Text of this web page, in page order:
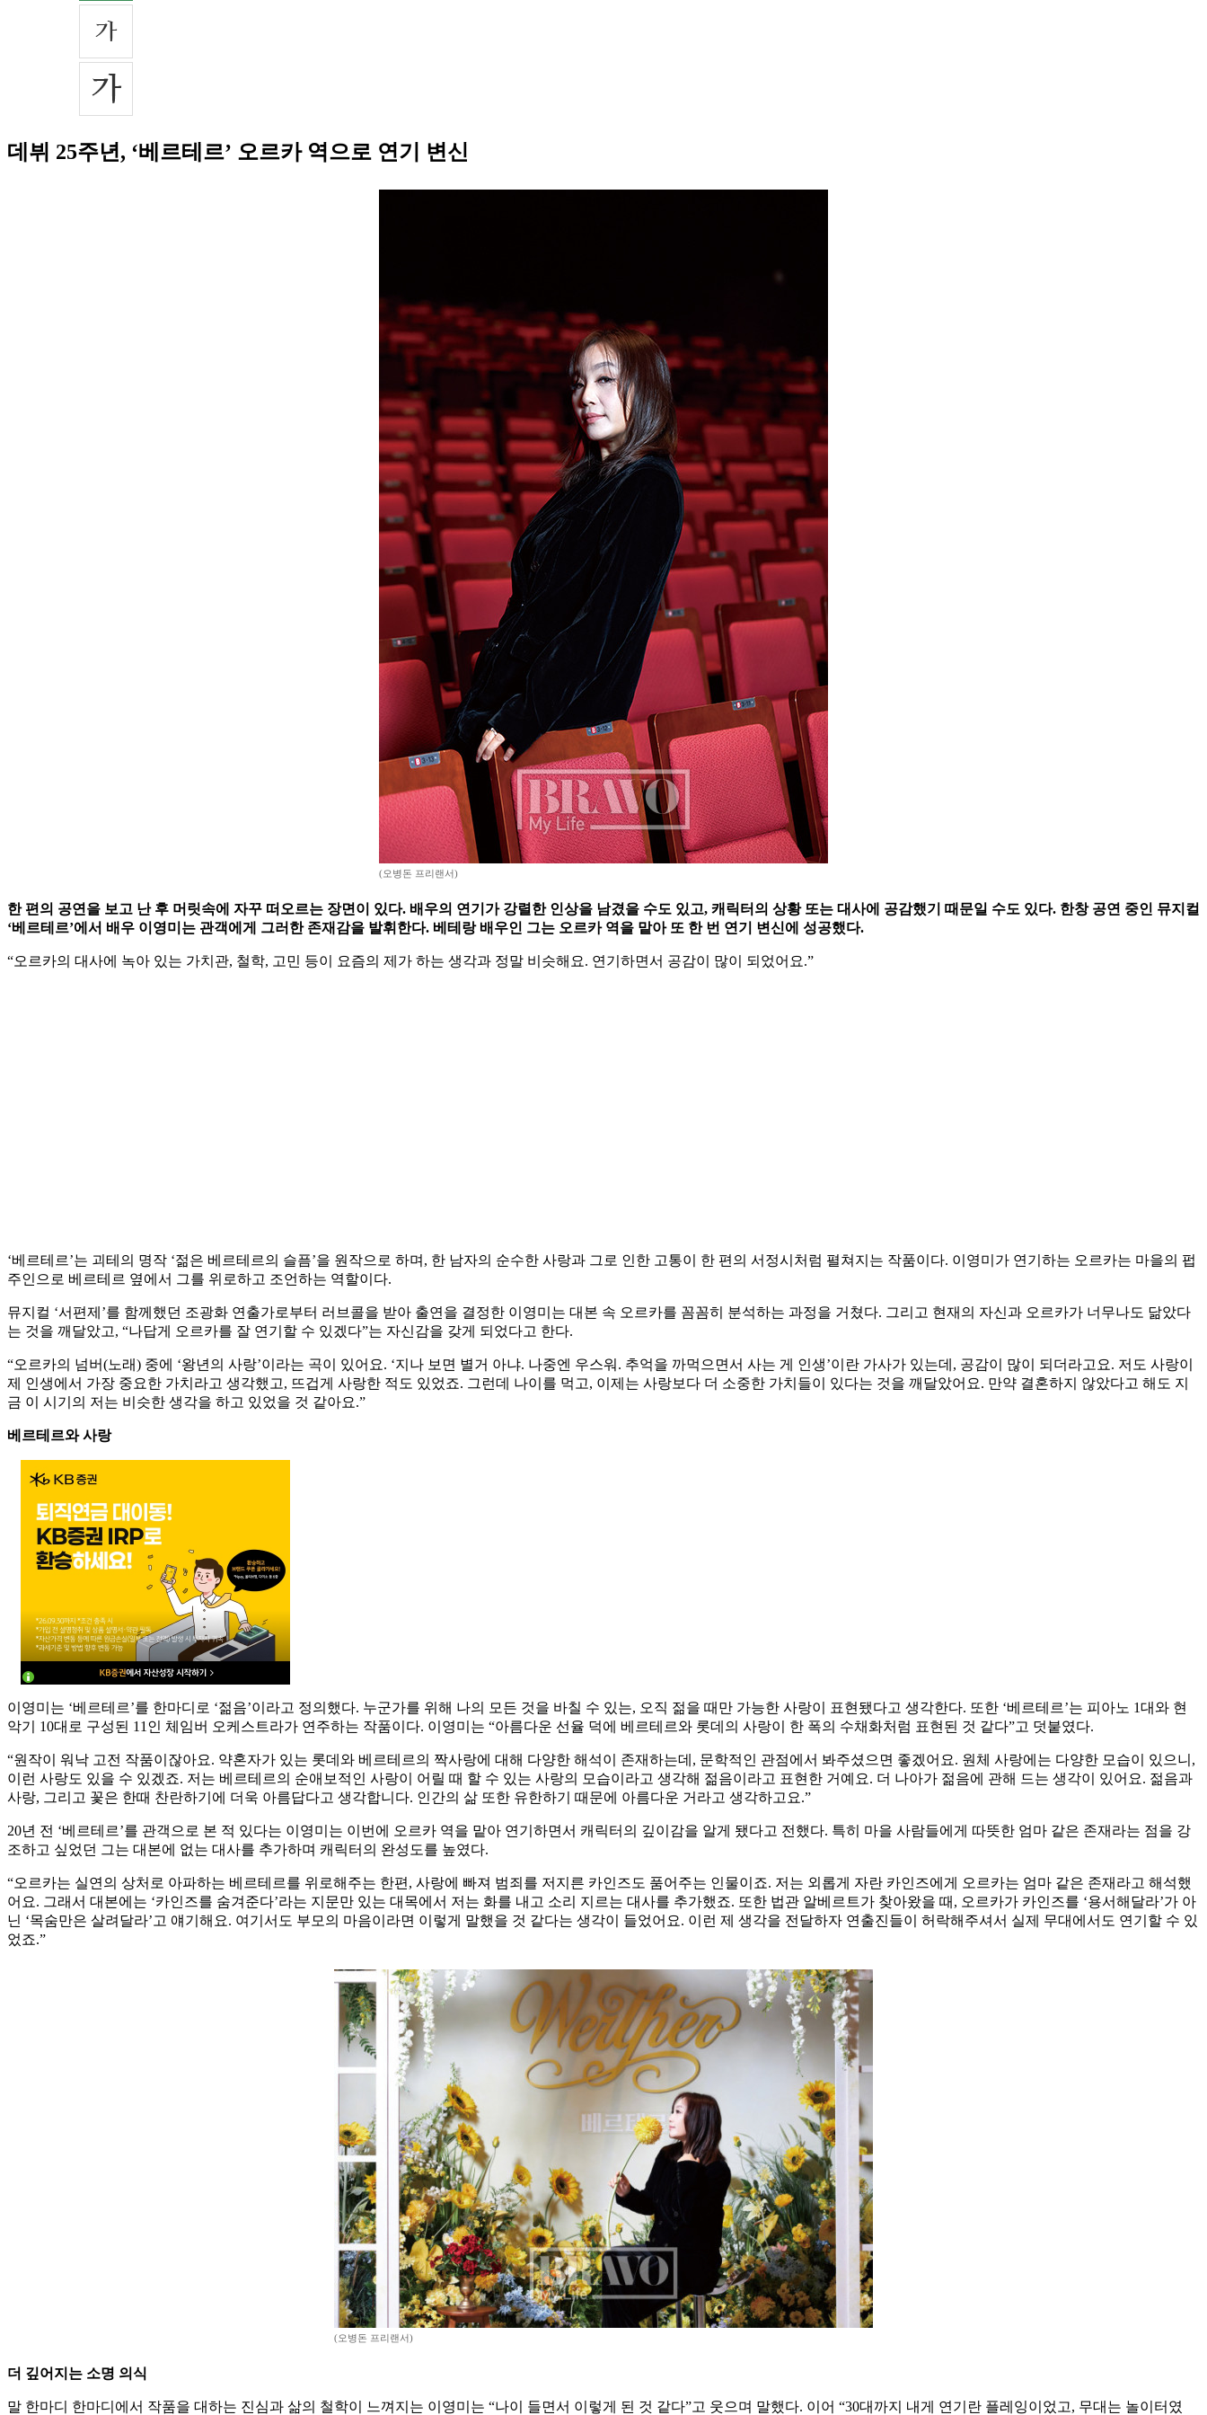
데뷔 25주년, ‘베르테르’ 오르카 역으로 연기 변신
(오병돈 프리랜서)
한 편의 공연을 보고 난 후 머릿속에 자꾸 떠오르는 장면이 있다. 배우의 연기가 강렬한 인상을 남겼을 수도 있고, 캐릭터의 상황 또는 대사에 공감했기 때문일 수도 있다. 한창 공연 중인 뮤지컬
‘베르테르’에서 배우 이영미는 관객에게 그러한 존재감을 발휘한다. 베테랑 배우인 그는 오르카 역을 맡아 또 한 번 연기 변신에 성공했다.
“오르카의 대사에 녹아 있는 가치관, 철학, 고민 등이 요즘의 제가 하는 생각과 정말 비슷해요. 연기하면서 공감이 많이 되었어요.”
‘베르테르’는 괴테의 명작 ‘젊은 베르테르의 슬픔’을 원작으로 하며, 한 남자의 순수한 사랑과 그로 인한 고통이 한 편의 서정시처럼 펼쳐지는 작품이다. 이영미가 연기하는 오르카는 마을의 펍
주인으로 베르테르 옆에서 그를 위로하고 조언하는 역할이다.
뮤지컬 ‘서편제’를 함께했던 조광화 연출가로부터 러브콜을 받아 출연을 결정한 이영미는 대본 속 오르카를 꼼꼼히 분석하는 과정을 거쳤다. 그리고 현재의 자신과 오르카가 너무나도 닮았다
는 것을 깨달았고, “나답게 오르카를 잘 연기할 수 있겠다”는 자신감을 갖게 되었다고 한다.
“오르카의 넘버(노래) 중에 ‘왕년의 사랑’이라는 곡이 있어요. ‘지나 보면 별거 아냐. 나중엔 우스워. 추억을 까먹으면서 사는 게 인생’이란 가사가 있는데, 공감이 많이 되더라고요. 저도 사랑이
제 인생에서 가장 중요한 가치라고 생각했고, 뜨겁게 사랑한 적도 있었죠. 그런데 나이를 먹고, 이제는 사랑보다 더 소중한 가치들이 있다는 것을 깨달았어요. 만약 결혼하지 않았다고 해도 지
금 이 시기의 저는 비슷한 생각을 하고 있었을 것 같아요.”
베르테르와 사랑
이영미는 ‘베르테르’를 한마디로 ‘젊음’이라고 정의했다. 누군가를 위해 나의 모든 것을 바칠 수 있는, 오직 젊을 때만 가능한 사랑이 표현됐다고 생각한다. 또한 ‘베르테르’는 피아노 1대와 현
악기 10대로 구성된 11인 체임버 오케스트라가 연주하는 작품이다. 이영미는 “아름다운 선율 덕에 베르테르와 롯데의 사랑이 한 폭의 수채화처럼 표현된 것 같다”고 덧붙였다.
“원작이 워낙 고전 작품이잖아요. 약혼자가 있는 롯데와 베르테르의 짝사랑에 대해 다양한 해석이 존재하는데, 문학적인 관점에서 봐주셨으면 좋겠어요. 원체 사랑에는 다양한 모습이 있으니,
이런 사랑도 있을 수 있겠죠. 저는 베르테르의 순애보적인 사랑이 어릴 때 할 수 있는 사랑의 모습이라고 생각해 젊음이라고 표현한 거예요. 더 나아가 젊음에 관해 드는 생각이 있어요. 젊음과
사랑, 그리고 꽃은 한때 찬란하기에 더욱 아름답다고 생각합니다. 인간의 삶 또한 유한하기 때문에 아름다운 거라고 생각하고요.”
20년 전 ‘베르테르’를 관객으로 본 적 있다는 이영미는 이번에 오르카 역을 맡아 연기하면서 캐릭터의 깊이감을 알게 됐다고 전했다. 특히 마을 사람들에게 따뜻한 엄마 같은 존재라는 점을 강
조하고 싶었던 그는 대본에 없는 대사를 추가하며 캐릭터의 완성도를 높였다.
“오르카는 실연의 상처로 아파하는 베르테르를 위로해주는 한편, 사랑에 빠져 범죄를 저지른 카인즈도 품어주는 인물이죠. 저는 외롭게 자란 카인즈에게 오르카는 엄마 같은 존재라고 해석했
어요. 그래서 대본에는 ‘카인즈를 숨겨준다’라는 지문만 있는 대목에서 저는 화를 내고 소리 지르는 대사를 추가했죠. 또한 법관 알베르트가 찾아왔을 때, 오르카가 카인즈를 ‘용서해달라’가 아
닌 ‘목숨만은 살려달라’고 얘기해요. 여기서도 부모의 마음이라면 이렇게 말했을 것 같다는 생각이 들었어요. 이런 제 생각을 전달하자 연출진들이 허락해주셔서 실제 무대에서도 연기할 수 있
었죠.”
(오병돈 프리랜서)
더 깊어지는 소명 의식
말 한마디 한마디에서 작품을 대하는 진심과 삶의 철학이 느껴지는 이영미는 “나이 들면서 이렇게 된 것 같다”고 웃으며 말했다. 이어 “30대까지 내게 연기란 플레잉이었고, 무대는 놀이터였